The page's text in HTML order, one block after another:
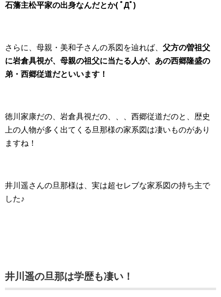
石藩主松平家の出身なんだとか( ﾟДﾟ)
さらに、母親・美和子さんの系図を辿れば、 父方の曽祖父
に岩倉具視が、母親の祖父に当たる人が、あの西郷隆盛の
弟・西郷従道だといいます！
徳川家康だの、岩倉具視だの、、、西郷従道だのと、歴史
上の人物が多く出てくる旦那様の家系図は凄いものがあり
ますね！
井川遥さんの旦那様は、実は超セレブな家系図の持ち主で
した♪
井川遥の旦那は学歴も凄い！